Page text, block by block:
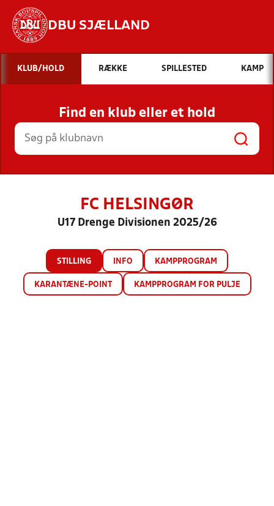
DBU SJÆLLAND
Hvad vil du søge efter?
INDHOLD OG NYHEDER
STILLINGER, RESULTATER, KLUBBER OG
HOLD
KLUB/HOLD RÆKKE SPILLESTED KAMP
Find en klub eller et hold
FC HELSINGØR
U17 Drenge Divisionen 2025/26
STILLING INFO KAMPPROGRAM
KARANTÆNE-POINT KAMPPROGRAM FOR PULJE